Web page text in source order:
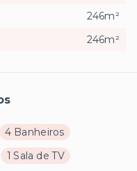
4 Banheiros
1 Sala de TV
246m²
246m²